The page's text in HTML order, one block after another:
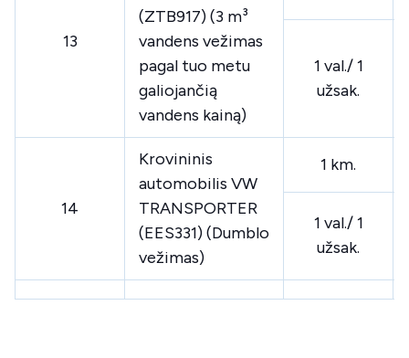
13
(ZTB917) (3 m³
vandens vežimas
pagal tuo metu
galiojančią
vandens kainą)
1 val./ 1
užsak.
14
Krovininis
automobilis VW
TRANSPORTER
(EES331) (Dumblo
vežimas)
1 km.
1 val./ 1
užsak.